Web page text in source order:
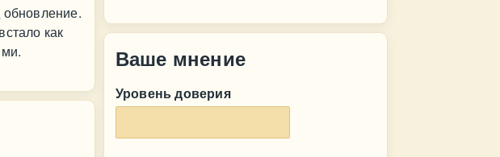
обновление.
как
Ваше мнение
Уровень доверия